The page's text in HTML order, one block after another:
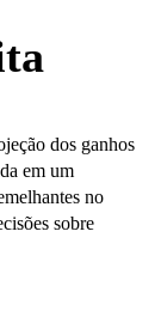
dos ganhos
em um
no
sobre